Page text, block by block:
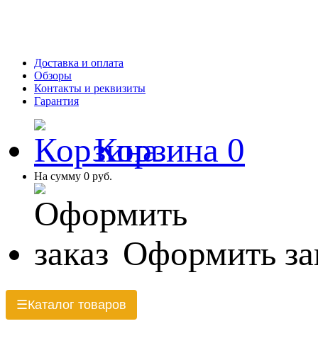
Доставка и оплата
Обзоры
Контакты и реквизиты
Гарантия
Корзина 0
На сумму 0 руб.
Оформить
☰Каталог товаров